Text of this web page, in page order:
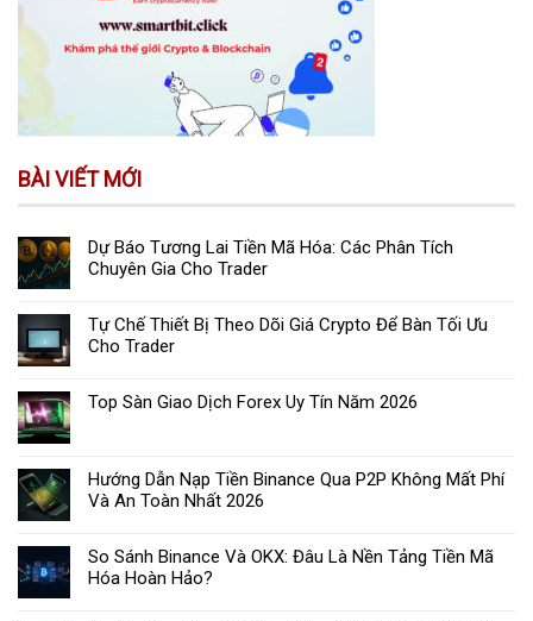
BÀI VIẾT MỚI
Dự Báo Tương Lai Tiền Mã Hóa: Các Phân Tích
Chuyên Gia Cho Trader
Tự Chế Thiết Bị Theo Dõi Giá Crypto Để Bàn Tối Ưu
Cho Trader
Top Sàn Giao Dịch Forex Uy Tín Năm 2026
Hướng Dẫn Nạp Tiền Binance Qua P2P Không Mất Phí
Và An Toàn Nhất 2026
So Sánh Binance Và OKX: Đâu Là Nền Tảng Tiền Mã
Hóa Hoàn Hảo?